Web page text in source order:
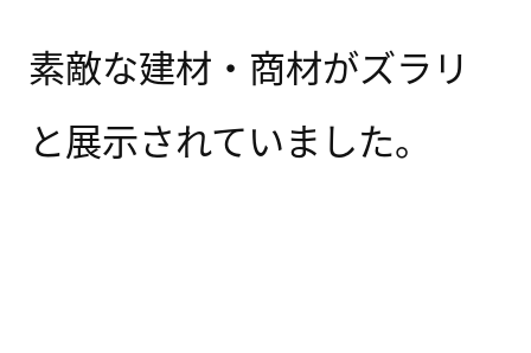
素敵な建材・商材がズラリ
と展示されていました。